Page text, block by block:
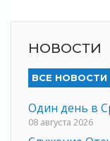
НОВОСТИ
ВСЕ НОВОСТИ
Один день в
08 августа 2026